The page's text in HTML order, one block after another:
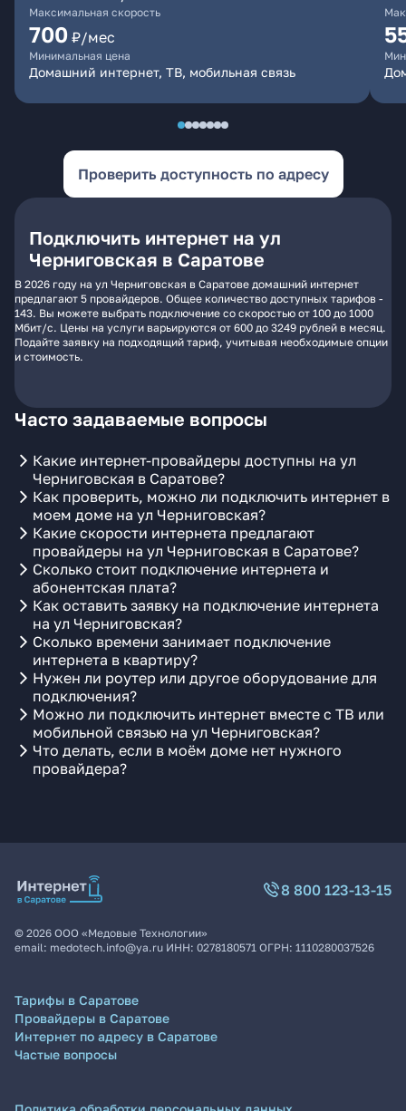
Максимальная скорость
700 ₽/мес
Минимальная цена
Домашний интернет, ТВ, мобильная связь
Проверить доступность по адресу
Подключить интернет на ул
Черниговская в Саратове
В 2026 году на ул Черниговская в Саратове домашний интернет
предлагают 5 провайдеров. Общее количество доступных тарифов -
143. Вы можете выбрать подключение со скоростью от 100 до 1000
Мбит/с. Цены на услуги варьируются от 600 до 3249 рублей в месяц.
Подайте заявку на подходящий тариф, учитывая необходимые опции
и стоимость.
Часто задаваемые вопросы
Какие интернет-провайдеры доступны на ул
Черниговская в Саратове?
Как проверить, можно ли подключить интернет в
моем доме на ул Черниговская?
Какие скорости интернета предлагают
провайдеры на ул Черниговская в Саратове?
Сколько стоит подключение интернета и
абонентская плата?
Как оставить заявку на подключение интернета
на ул Черниговская?
Сколько времени занимает подключение
интернета в квартиру?
Нужен ли роутер или другое оборудование для
подключения?
Можно ли подключить интернет вместе с ТВ или
мобильной связью на ул Черниговская?
Что делать, если в моём доме нет нужного
провайдера?
8 800 123-13-15
© 2026 ООО «Медовые Технологии»
email: medotech.info@ya.ru ИНН: 0278180571 ОГРН: 1110280037526
Тарифы в Саратове
Провайдеры в Саратове
Интернет по адресу в Саратове
Частые вопросы